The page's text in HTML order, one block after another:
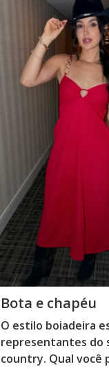
Bota e chapéu
O estilo boiadeira
representantes do
country. Qual você